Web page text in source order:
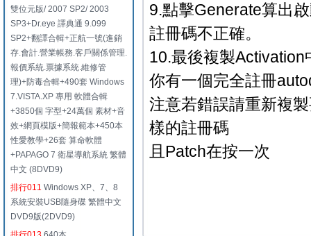
雙位元版/ 2007 SP2/ 2003
SP3+Dr.eye 譯典通 9.099
SP2+翻譯合輯+正航一號(進銷
存.會計.營業帳務.客戶關係管理.
報價系統.票據系統.維修管
理)+防毒合輯+490套 Windows
7.VISTA.XP 專用 軟體合輯
+3850個 字型+24萬個 素材+音
效+網頁模版+簡報範本+450本
性愛教學+26套 算命軟體
+PAPAGO 7 衛星導航系統 繁體
中文 (8DVD9)
排行011 Windows XP、7、8
系統安裝USB隨身碟 繁體中文
DVD9版(2DVD9)
9.點擊Generate算出
註冊碼不正確。
10.最後複製Activation
你有一個完全註冊
注意若錯誤請重新複
樣的註冊碼
且Patch在按一次